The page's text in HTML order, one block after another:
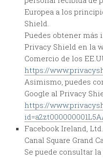
Europea a los
Shield.
Puedes obtener más
Privacy Shield en la
Comercio de los
https://
Asimismo, puedes
Google al Privacy
https://
Facebook Ireland,
Canal Square Grand
Se puede consultar